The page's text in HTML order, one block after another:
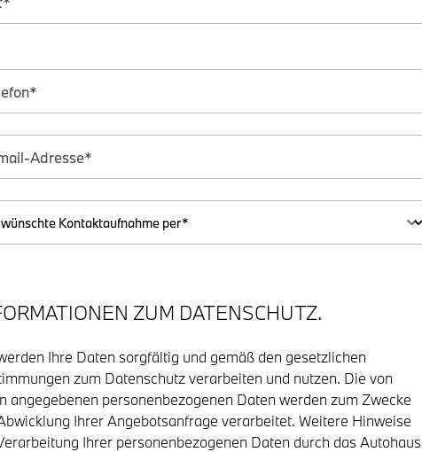
ZUM DATENSCHUTZ.
Ihre Daten sorgfältig und gemäß den gesetzlichen
zum Datenschutz verarbeiten und nutzen. Die von
angegebenen personenbezogenen Daten werden zum Zwecke
Ihrer Angebotsanfrage verarbeitet. Weitere Hinweise
Ihrer personenbezogenen Daten durch das Autohaus